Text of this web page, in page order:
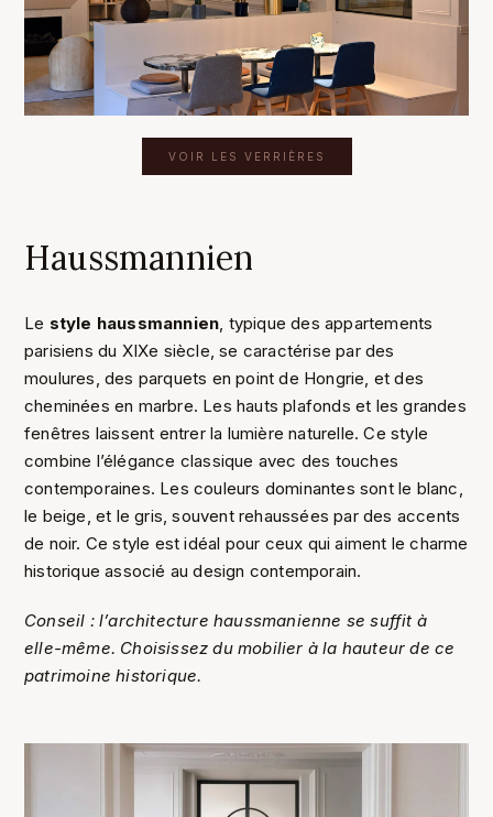
VOIR LES VERRIÈRES
Haussmannien
Le style haussmannien, typique des appartements
parisiens du XIXe siècle, se caractérise par des
moulures, des parquets en point de Hongrie, et des
cheminées en marbre. Les hauts plafonds et les grandes
fenêtres laissent entrer la lumière naturelle. Ce style
combine l’élégance classique avec des touches
contemporaines. Les couleurs dominantes sont le blanc,
le beige, et le gris, souvent rehaussées par des accents
de noir. Ce style est idéal pour ceux qui aiment le charme
historique associé au design contemporain.
Conseil : l’architecture haussmanienne se suffit à
elle-même. Choisissez du mobilier à la hauteur de ce
patrimoine historique.